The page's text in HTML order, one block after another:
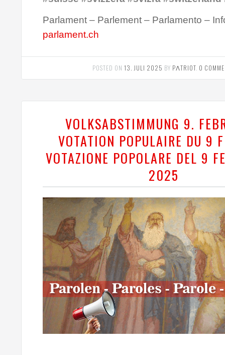
Parlament – Parlement – Parlamento –
parlament.ch
POSTED ON13. JULI 2025 BY PΛTRIOT 0
VOLKSABSTIMMUNG 9.
VOTATION POPULAIRE DU 9
VOTAZIONE POPOLARE DEL 9
2025